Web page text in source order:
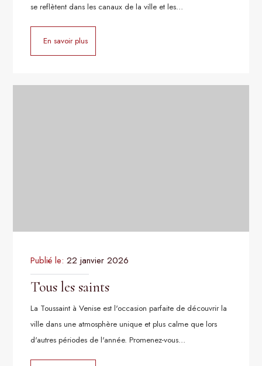
se reflètent dans les canaux de la ville et les…
En savoir plus
Publié le: 22 janvier 2026
Tous les saints
La Toussaint à Venise est l'occasion parfaite de découvrir la
ville dans une atmosphère unique et plus calme que lors
d'autres périodes de l'année. Promenez-vous…